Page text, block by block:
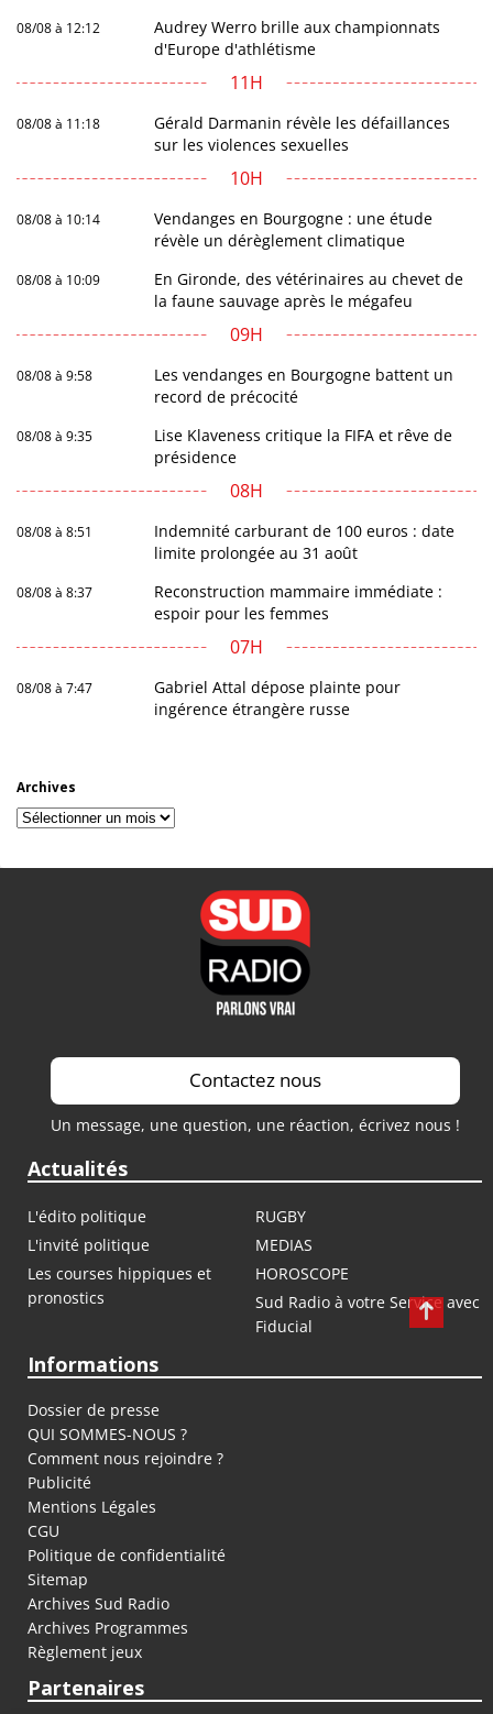
08/08 à 12:12
Audrey Werro brille aux championnats
d'Europe d'athlétisme
11H
08/08 à 11:18
Gérald Darmanin révèle les défaillances
sur les violences sexuelles
10H
08/08 à 10:14
Vendanges en Bourgogne : une étude
révèle un dérèglement climatique
08/08 à 10:09
En Gironde, des vétérinaires au chevet de
la faune sauvage après le mégafeu
09H
08/08 à 9:58
Les vendanges en Bourgogne battent un
record de précocité
08/08 à 9:35
Lise Klaveness critique la FIFA et rêve de
présidence
08H
08/08 à 8:51
Indemnité carburant de 100 euros : date
limite prolongée au 31 août
08/08 à 8:37
Reconstruction mammaire immédiate :
espoir pour les femmes
07H
08/08 à 7:47
Gabriel Attal dépose plainte pour
ingérence étrangère russe
Archives
Archives
Contactez nous
Un message, une question, une réaction, écrivez nous !
Actualités
L'édito politique
RUGBY
L'invité politique
MEDIAS
Les courses hippiques et
pronostics
HOROSCOPE
Sud Radio à votre Service avec
Fiducial
Informations
Dossier de presse
QUI SOMMES-NOUS ?
Comment nous rejoindre ?
Publicité
Mentions Légales
CGU
Politique de confidentialité
Sitemap
Archives Sud Radio
Archives Programmes
Règlement jeux
Partenaires